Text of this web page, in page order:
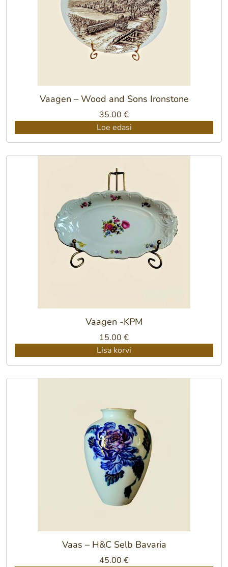
Vaagen – Wood and Sons Ironstone
35.00 €
Loe edasi
Vaagen -KPM
15.00 €
Lisa korvi
Vaas – H&C Selb Bavaria
45.00 €